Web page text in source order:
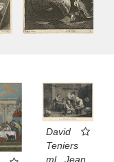
David
Teniers
ml., Jean